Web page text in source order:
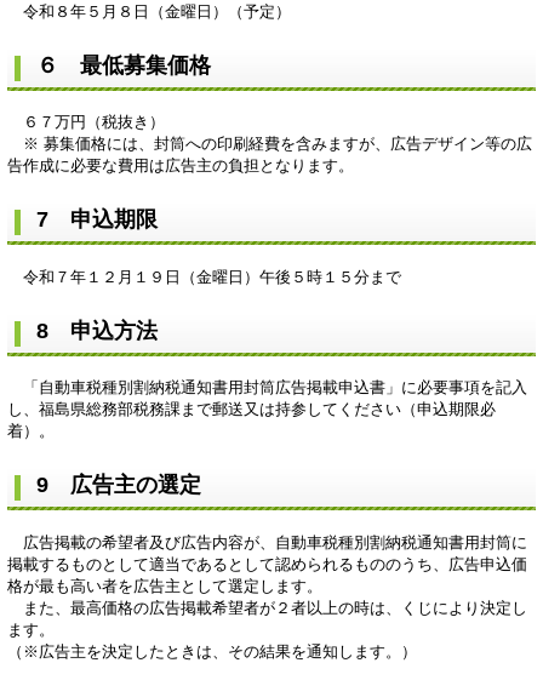
令和８年５月８日（金曜日）（予定）
６ 最低募集価格
６７万円（税抜き）
※ 募集価格には、封筒への印刷経費を含みますが、広告デザイン等の広
告作成に必要な費用は広告主の負担となります。
7 申込期限
令和７年１２月１９日（金曜日）午後５時１５分まで
8 申込方法
「自動車税種別割納税通知書用封筒広告掲載申込書」に必要事項を記入
し、福島県総務部税務課まで郵送又は持参してください（申込期限必
着）。
9 広告主の選定
広告掲載の希望者及び広告内容が、自動車税種別割納税通知書用封筒に
掲載するものとして適当であるとして認められるもののうち、広告申込価
格が最も高い者を広告主として選定します。
また、最高価格の広告掲載希望者が２者以上の時は、くじにより決定し
ます。
（※広告主を決定したときは、その結果を通知します。）